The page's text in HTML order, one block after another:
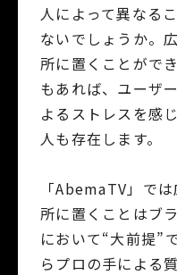
人によって異なる
ないでしょうか。
所に置くことがで
もあれば、ユーザ
よるストレスを感
人も存在します。
「AbemaTV」で
所に置くことはブ
において“大前提”
らプロの手による